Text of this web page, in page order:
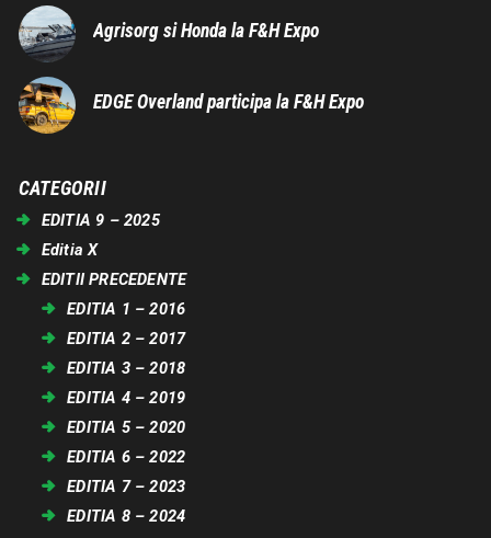
Agrisorg si Honda la F&H Expo
EDGE Overland participa la F&H Expo
CATEGORII
EDITIA 9 – 2025
Editia X
EDITII PRECEDENTE
EDITIA 1 – 2016
EDITIA 2 – 2017
EDITIA 3 – 2018
EDITIA 4 – 2019
EDITIA 5 – 2020
EDITIA 6 – 2022
EDITIA 7 – 2023
EDITIA 8 – 2024